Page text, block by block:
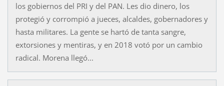
los gobiernos del PRI y del PAN. Les dio dinero, los
protegió y corrompió a jueces, alcaldes, gobernadores y
hasta militares. La gente se hartó de tanta sangre,
extorsiones y mentiras, y en 2018 votó por un cambio
radical. Morena llegó...